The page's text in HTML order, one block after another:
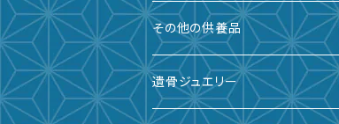
備前焼
九谷焼
その他の供養品
遺骨ジュエリー